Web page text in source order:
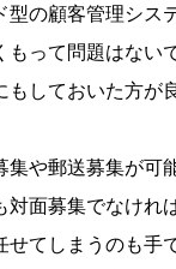
型の顧客管理シス
もって問題はない
しておいた方が
集や郵送募集が可
対面募集でなけれ
せてしまうのも手